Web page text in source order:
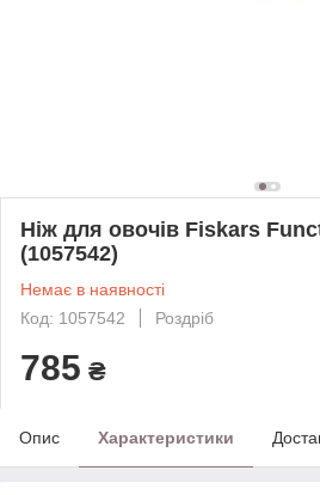
Ніж для овочів Fiskars
(1057542)
Немає в наявності
Код: 1057542
Роздріб
785 ₴
Опис Характеристики